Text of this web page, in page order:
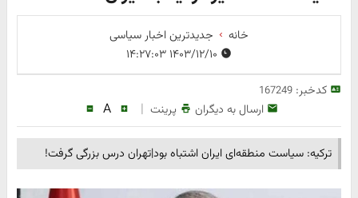
خانه
جدیدترین اخبار سیاسی
کدخبر:167249
ارسال به دیگران پرینت |
A
ترکیه: سیاست منطقه‌ای ایران اشتباه بود|تهران درس بزرگی گرفت!